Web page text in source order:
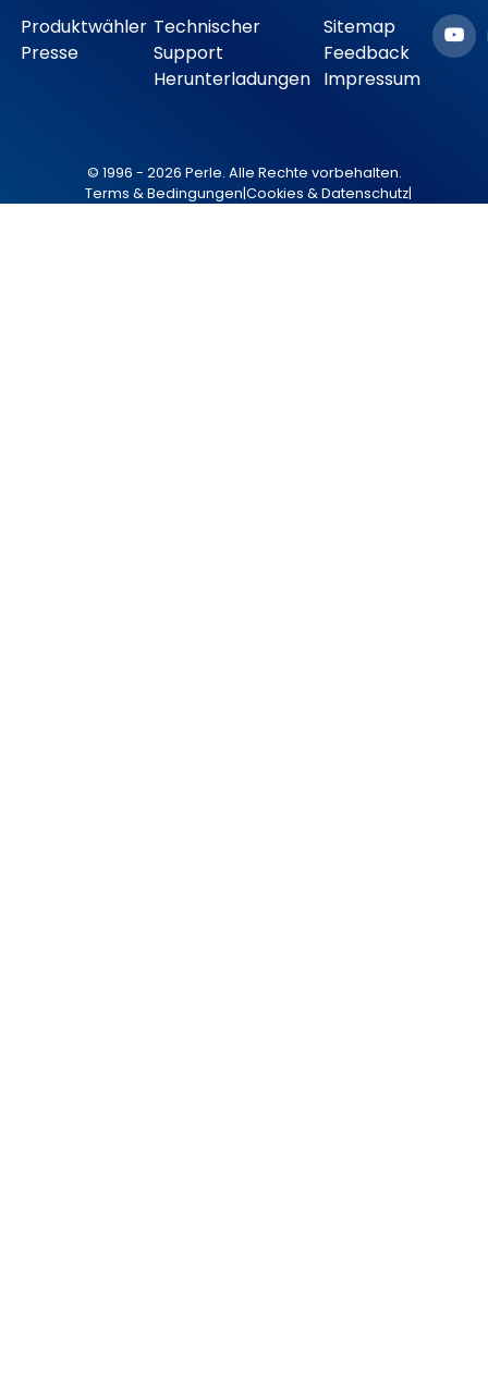
Produktwähler
Presse
Technischer
Support
Herunterladungen
Sitemap
Feedback
Impressum
© 1996 - 2026 Perle. Alle Rechte vorbehalten.
Terms & Bedingungen|Cookies & Datenschutz|